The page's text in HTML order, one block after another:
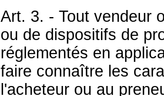
Art. 3. - Tout vendeur
ou de dispositifs de
réglementés en
faire connaître les
l'acheteur ou au